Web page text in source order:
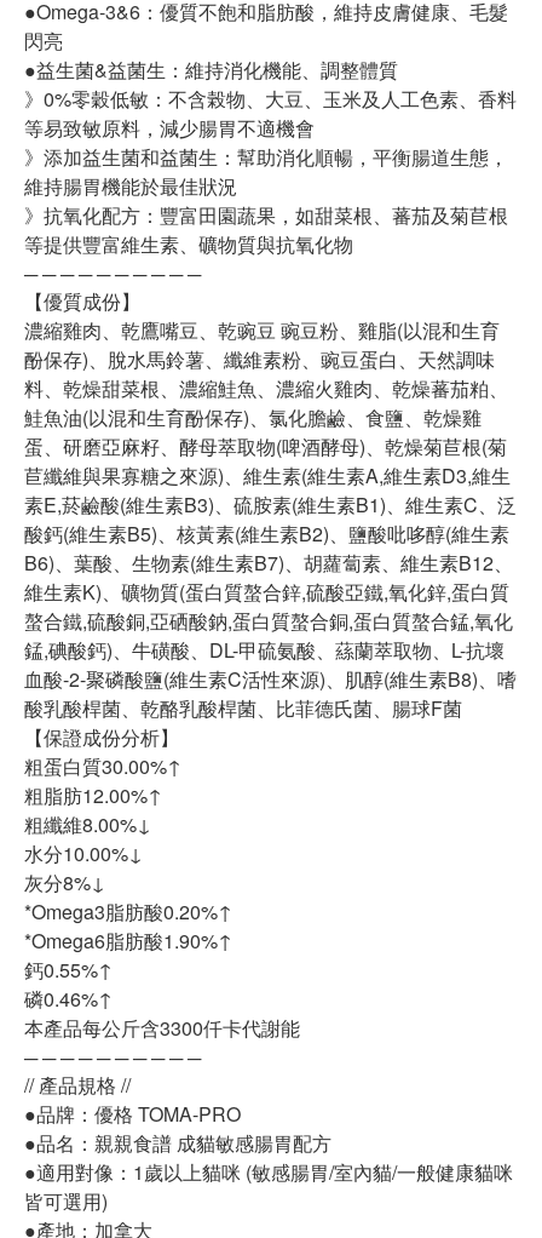
●Omega-3&6：優質不飽和脂肪酸，維持皮膚健康、毛髮
閃亮
●益生菌&益菌生：維持消化機能、調整體質
》0%零穀低敏：不含榖物、大豆、玉米及人工色素、香料
等易致敏原料，減少腸胃不適機會
》添加益生菌和益菌生：幫助消化順暢，平衡腸道生態，
維持腸胃機能於最佳狀況
》抗氧化配方：豐富田園蔬果，如甜菜根、蕃茄及菊苣根
等提供豐富維生素、礦物質與抗氧化物
─ ─ ─ ─ ─ ─ ─ ─ ─ ─
【優質成份】
濃縮雞肉、乾鷹嘴豆、乾豌豆 豌豆粉、雞脂(以混和生育
酚保存)、脫水馬鈴薯、纖維素粉、豌豆蛋白、天然調味
料、乾燥甜菜根、濃縮鮭魚、濃縮火雞肉、乾燥蕃茄粕、
鮭魚油(以混和生育酚保存)、氯化膽鹼、食鹽、乾燥雞
蛋、研磨亞麻籽、酵母萃取物(啤酒酵母)、乾燥菊苣根(菊
苣纖維與果寡糖之來源)、維生素(維生素A,維生素D3,維生
素E,菸鹼酸(維生素B3)、硫胺素(維生素B1)、維生素C、泛
酸鈣(維生素B5)、核黃素(維生素B2)、鹽酸吡哆醇(維生素
B6)、葉酸、生物素(維生素B7)、胡蘿蔔素、維生素B12、
維生素K)、礦物質(蛋白質螯合鋅,硫酸亞鐵,氧化鋅,蛋白質
螯合鐵,硫酸銅,亞硒酸鈉,蛋白質螯合銅,蛋白質螯合錳,氧化
錳,碘酸鈣)、牛磺酸、DL-甲硫氨酸、蕬蘭萃取物、L-抗壞
血酸-2-聚磷酸鹽(維生素C活性來源)、肌醇(維生素B8)、嗜
酸乳酸桿菌、乾酪乳酸桿菌、比菲德氏菌、腸球F菌
【保證成份分析】
粗蛋白質30.00%↑
粗脂肪12.00%↑
粗纖維8.00%↓
水分10.00%↓
灰分8%↓
*Omega3脂肪酸0.20%↑
*Omega6脂肪酸1.90%↑
鈣0.55%↑
磷0.46%↑
本產品每公斤含3300仟卡代謝能
─ ─ ─ ─ ─ ─ ─ ─ ─ ─
// 產品規格 //
●品牌：優格 TOMA-PRO
●品名：親親食譜 成貓敏感腸胃配方
●適用對像：1歲以上貓咪 (敏感腸胃/室內貓/一般健康貓咪
皆可選用)
●產地：加拿大